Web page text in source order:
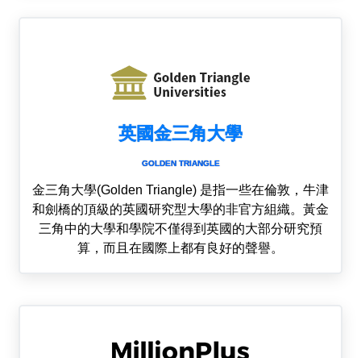
英國金三角大學
GOLDEN TRIANGLE
金三角大學(Golden Triangle) 是指一些在倫敦，牛津
和劍橋的頂級的英國研究型大學的非官方組織。黃金
三角中的大學和學院不僅得到英國的大部分研究預
算，而且在國際上都有良好的聲譽。